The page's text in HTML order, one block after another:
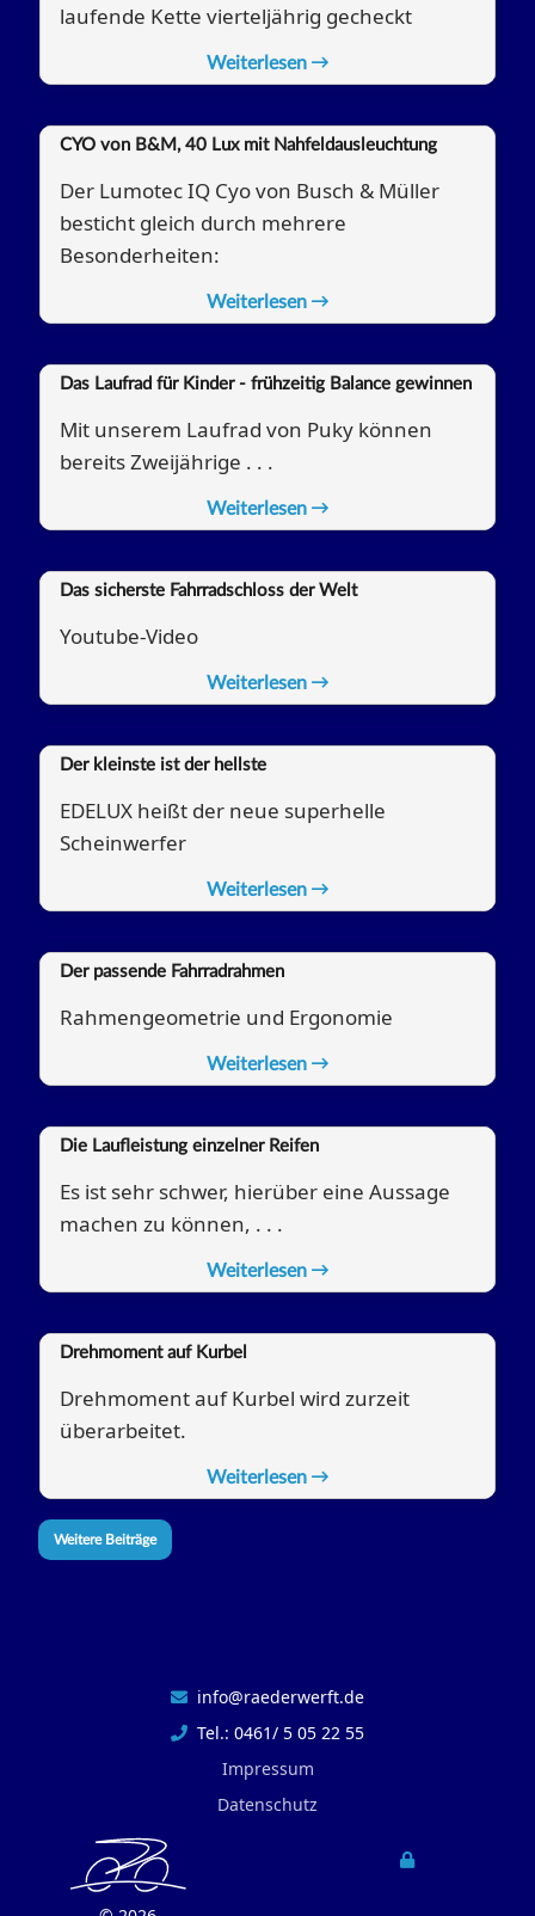
laufende Kette vierteljährig gecheckt
Weiterlesen
CYO von B&M, 40 Lux mit Nahfeldausleuchtung
Der Lumotec IQ Cyo von Busch & Müller
besticht gleich durch mehrere
Besonderheiten:
Weiterlesen
Das Laufrad für Kinder - frühzeitig Balance gewinnen
Mit unserem Laufrad von Puky können
bereits Zweijährige . . .
Weiterlesen
Das sicherste Fahrradschloss der Welt
Youtube-Video
Weiterlesen
Der kleinste ist der hellste
EDELUX heißt der neue superhelle
Scheinwerfer
Weiterlesen
Der passende Fahrradrahmen
Rahmengeometrie und Ergonomie
Weiterlesen
Die Laufleistung einzelner Reifen
Es ist sehr schwer, hierüber eine Aussage
machen zu können, . . .
Weiterlesen
Drehmoment auf Kurbel
Drehmoment auf Kurbel wird zurzeit
überarbeitet.
Weiterlesen
Weitere Beiträge
info@raederwerft.de
Tel.: 0461/ 5 05 22 55
Impressum
Datenschutz